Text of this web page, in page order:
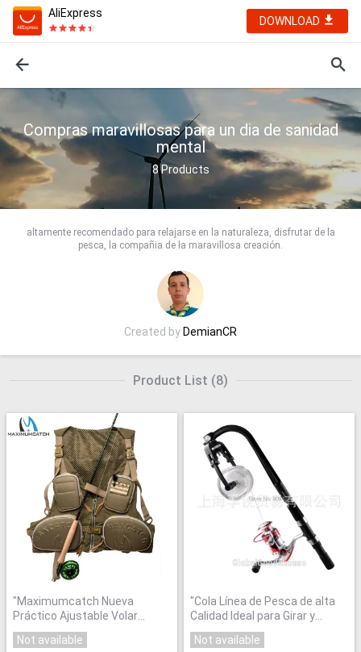
AliExpress
DOWNLOAD
Compras maravillosas para un dia de sanidad
mental
8Products
altamente recomendado para relajarse en la naturaleza, disfrutar de la
pesca, la compañia de la maravillosa creación.
Created byDemianCR
Product List (8)
"Maximumcatch Nueva
Práctico Ajustable Volar
Chaleco de Pesca Chaleco de
Pesca Al Aire Libre
Not available
"Cola Línea de Pesca de alta
Calidad Ideal para Girar y
Carretes De Arriba
Not available